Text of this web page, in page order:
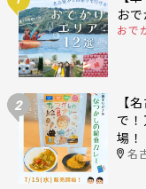
お
おで
2
【
で
場！
名